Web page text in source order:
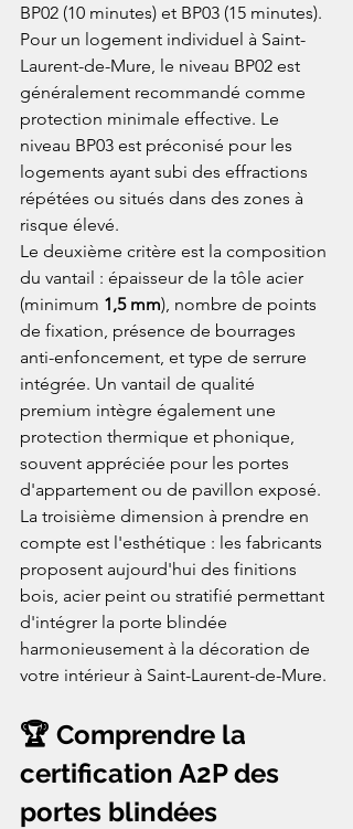
BP02 (10 minutes) et BP03 (15 minutes).
Pour un logement individuel à Saint-
Laurent-de-Mure, le niveau BP02 est
généralement recommandé comme
protection minimale effective. Le
niveau BP03 est préconisé pour les
logements ayant subi des effractions
répétées ou situés dans des zones à
risque élevé.
Le deuxième critère est la composition
du vantail : épaisseur de la tôle acier
(minimum 1,5 mm), nombre de points
de fixation, présence de bourrages
anti-enfoncement, et type de serrure
intégrée. Un vantail de qualité
premium intègre également une
protection thermique et phonique,
souvent appréciée pour les portes
d'appartement ou de pavillon exposé.
La troisième dimension à prendre en
compte est l'esthétique : les fabricants
proposent aujourd'hui des finitions
bois, acier peint ou stratifié permettant
d'intégrer la porte blindée
harmonieusement à la décoration de
votre intérieur à Saint-Laurent-de-Mure.
🏆 Comprendre la
certification A2P des
portes blindées